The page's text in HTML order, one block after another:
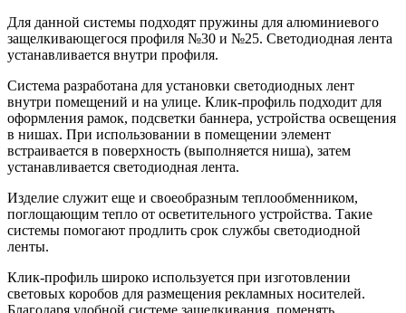
Для данной системы подходят пружины для алюминиевого
защелкивающегося профиля №30 и №25. Светодиодная лента
устанавливается внутри профиля.
Система разработана для установки светодиодных лент
внутри помещений и на улице. Клик-профиль подходит для
оформления рамок, подсветки баннера, устройства освещения
в нишах. При использовании в помещении элемент
встраивается в поверхность (выполняется ниша), затем
устанавливается светодиодная лента.
Изделие служит еще и своеобразным теплообменником,
поглощающим тепло от осветительного устройства. Такие
системы помогают продлить срок службы светодиодной
ленты.
Клик-профиль широко используется при изготовлении
световых коробов для размещения рекламных носителей.
Благодаря удобной системе защелкивания, поменять